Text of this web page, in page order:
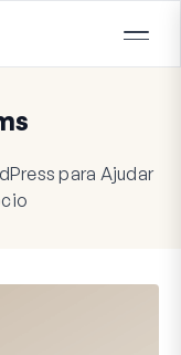
para Ajudar